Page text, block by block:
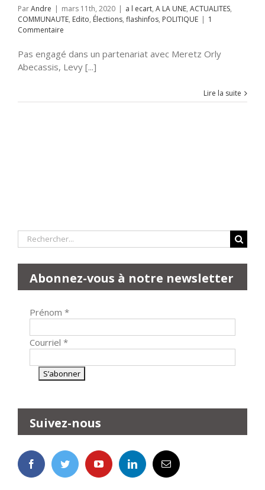
ParAndre | mars 11th, 2020 | a l ecart, A LA UNE, ACTUALITES,
COMMUNAUTE, Edito, Élections, flashinfos, POLITIQUE | 1
Commentaire
Pas engagé dans un partenariat avec Meretz Orly
Abecassis, Levy [...]
Lire la suite
Rechercher:
Abonnez-vous à notre newsletter
Prénom *
Courriel *
Suivez-nous